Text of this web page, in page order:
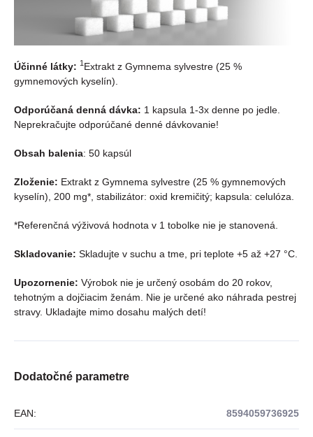
Účinné látky: 1Extrakt z Gymnema sylvestre (25 %
gymnemových kyselín).
Odporúčaná denná dávka: 1 kapsula 1-3x denne po jedle.
Neprekračujte odporúčané denné dávkovanie!
Obsah balenia: 50 kapsúl
Zloženie: Extrakt z Gymnema sylvestre (25 % gymnemových
kyselín), 200 mg*, stabilizátor: oxid kremičitý; kapsula: celulóza.
*Referenčná výživová hodnota v 1 tobolke nie je stanovená.
Skladovanie: Skladujte v suchu a tme, pri teplote +5 až +27 °C.
Upozornenie: Výrobok nie je určený osobám do 20 rokov,
tehotným a dojčiacim ženám. Nie je určené ako náhrada pestrej
stravy. Ukladajte mimo dosahu malých detí!
Dodatočné parametre
EAN: 8594059736925